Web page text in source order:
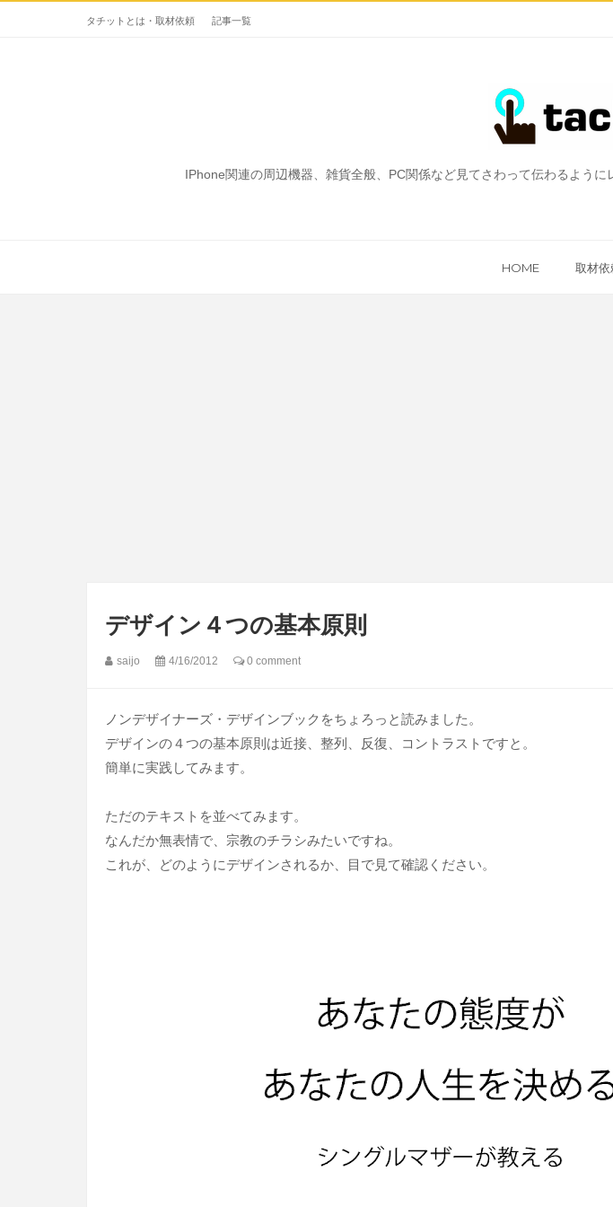
タチットとは・取材依頼 記事一覧
IPhone関連の周辺機器、雑貨全般、PC関係など見てさわって伝わるよう
HOME 取材依
デザイン４つの基本原則
saijo 4/16/2012 0 comment
ノンデザイナーズ・デザインブックをちょろっと読みました。
デザインの４つの基本原則は近接、整列、反復、コントラストですと。
簡単に実践してみます。
ただのテキストを並べてみます。
なんだか無表情で、宗教のチラシみたいですね。
これが、どのようにデザインされるか、目で見て確認ください。